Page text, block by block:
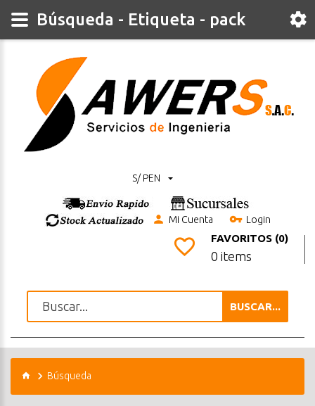
S/ PEN
Mi Cuenta Login
FAVORITOS (0)
0 items
BUSCAR...
Búsqueda
Búsqueda - Etiqueta - pack